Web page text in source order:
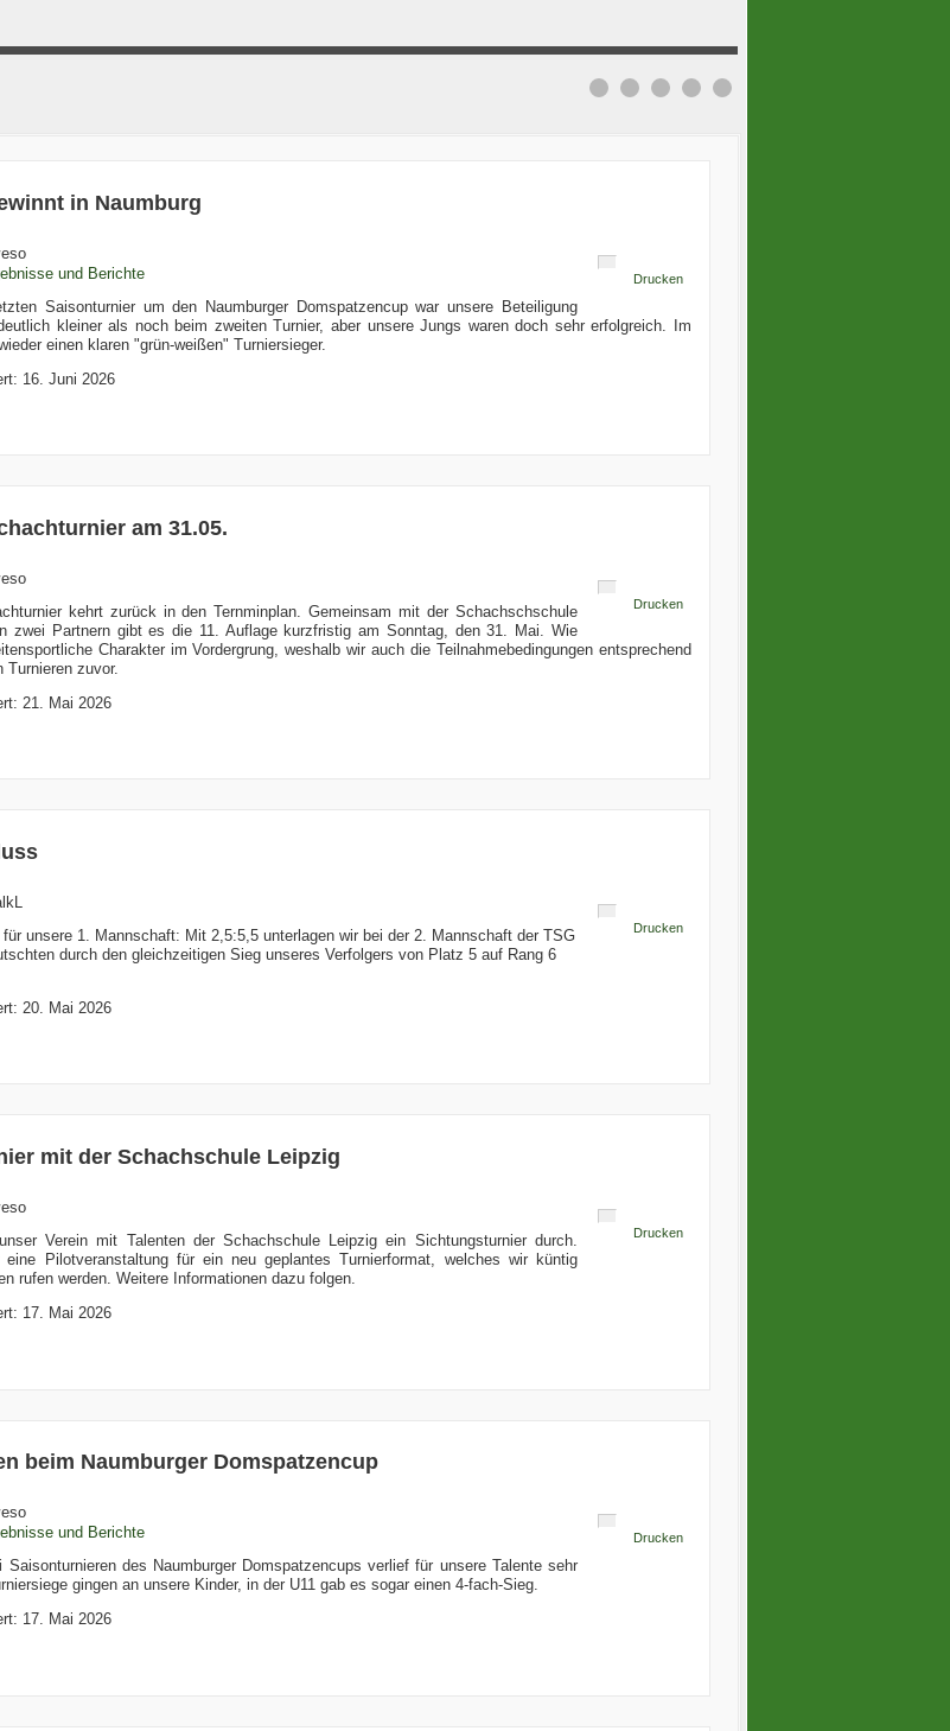
in Naumburg
Drucken
und Berichte
Saisonturnier um den Naumburger Domspatzencup war unsere Beteiligung
kleiner als noch beim zweiten Turnier, aber unsere Jungs waren doch sehr erfolgreich. Im
einen klaren "grün-weißen" Turniersieger.
16. Juni 2026
am 31.05.
Drucken
kehrt zurück in den Ternminplan. Gemeinsam mit der Schachschschule
zwei Partnern gibt es die 11. Auflage kurzfristig am Sonntag, den 31. Mai. Wie
Charakter im Vordergrung, weshalb wir auch die Teilnahmebedingungen entsprechend
Turnieren zuvor.
21. Mai 2026
Drucken
unsere 1. Mannschaft: Mit 2,5:5,5 unterlagen wir bei der 2. Mannschaft der TSG
durch den gleichzeitigen Sieg unseres Verfolgers von Platz 5 auf Rang 6
20. Mai 2026
mit der Schachschule Leipzig
Drucken
Verein mit Talenten der Schachschule Leipzig ein Sichtungsturnier durch.
eine Pilotveranstaltung für ein neu geplantes Turnierformat, welches wir küntig
rufen werden. Weitere Informationen dazu folgen.
17. Mai 2026
beim Naumburger Domspatzencup
Drucken
und Berichte
Saisonturnieren des Naumburger Domspatzencups verlief für unsere Talente sehr
gingen an unsere Kinder, in der U11 gab es sogar einen 4-fach-Sieg.
17. Mai 2026